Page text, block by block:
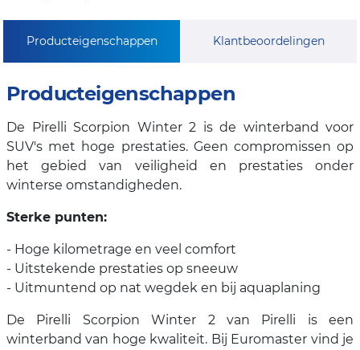
Producteigenschappen Klantbeoordelingen
Producteigenschappen
De Pirelli Scorpion Winter 2 is de winterband voor
SUV's met hoge prestaties. Geen compromissen op
het gebied van veiligheid en prestaties onder
winterse omstandigheden.
Sterke punten:
- Hoge kilometrage en veel comfort
- Uitstekende prestaties op sneeuw
- Uitmuntend op nat wegdek en bij aquaplaning
De Pirelli Scorpion Winter 2 van Pirelli is een
winterband van hoge kwaliteit. Bij Euromaster vind je